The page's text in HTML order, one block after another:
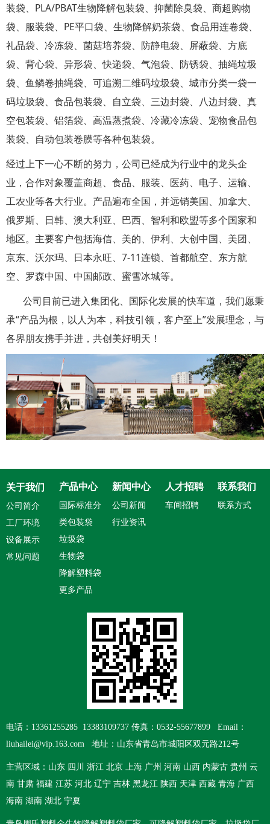
装袋、PLA/PBAT生物降解包装袋、抑菌除臭袋、商超购物
袋、服装袋、PE平口袋、生物降解奶茶袋、食品用连卷袋、
礼品袋、冷冻袋、菌菇培养袋、防静电袋、屏蔽袋、方底
袋、背心袋、异形袋、快递袋、气泡袋、防锈袋、抽绳垃圾
袋、鱼鳞卷抽绳袋、可追溯二维码垃圾袋、城市分类一袋一
码垃圾袋、食品包装袋、自立袋、三边封袋、八边封袋、真
空包装袋、铝箔袋、高温蒸煮袋、冷藏冷冻袋、宠物食品包
装袋、自动包装卷膜等各种包装袋。
经过上下一心不断的努力，公司已经成为行业中的龙头企
业，合作对象覆盖商超、食品、服装、医药、电子、运输、
工农业等各大行业。产品遍布全国，并远销美国、加拿大、
俄罗斯、日韩、澳大利亚、巴西、智利和欧盟等多个国家和
地区。主要客户包括海信、美的、伊利、大创中国、美团、
京东、沃尔玛、日本永旺、7-11连锁、首都航空、东方航
空、罗森中国、中国邮政、蜜雪冰城等。
公司目前已进入集团化、国际化发展的快车道，我们愿秉
承“产品为根，以人为本，科技引领，客户至上”发展理念，与
各界朋友携手并进，共创美好明天！
关于我们
公司简介
工厂环境
设备展示
常见问题
产品中心
国际标准分
类包装袋
垃圾袋
生物袋
降解塑料袋
更多产品
新闻中心
公司新闻
行业资讯
人才招聘
车间招聘
联系我们
联系方式
电话：13361255285 13383109737 传真：0532-55677899 Email：
liuhailei@vip.163.com 地址：山东省青岛市城阳区双元路212号
主营区域：山东 四川 浙江 北京 上海 广州 河南 山西 内蒙古 贵州 云
南 甘肃 福建 江苏 河北 辽宁 吉林 黑龙江 陕西 天津 西藏 青海 广西
海南 湖南 湖北 宁夏